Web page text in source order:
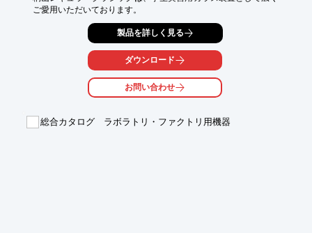
ご愛用いただいております。
製品を詳しく見る
ダウンロード
お問い合わせ
総合カタログ ラボラトリ・ファクトリ用機器